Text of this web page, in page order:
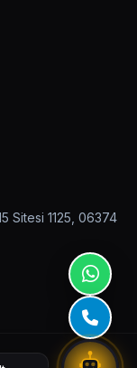
BUL
Sitesi 1125, 06374